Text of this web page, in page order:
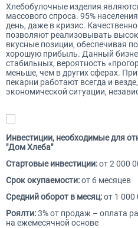
Хлебобулочные изделия
массового спроса. 95%
день, даже в кризис.
позволяют реализовывать
вкусные позиции, обеспечивая
хорошую прибыль. Данный
стабильных, вероятность
меньше, чем в других сферах.
пекарни работают всегда и
экономической ситуации,
Инвестиции, необходимые для
"Дом Хлеба"
Стартовые инвестиции:от 2 000
Срок окупаемости:от 6 месяцев
Средний оборот в месяц:от 1 000
Роялти:3% от продаж – оплата
на ежемесячной основе